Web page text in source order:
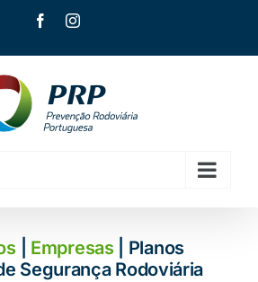
FacebookInstagram
| Empresas| Planos
Segurança Rodoviária